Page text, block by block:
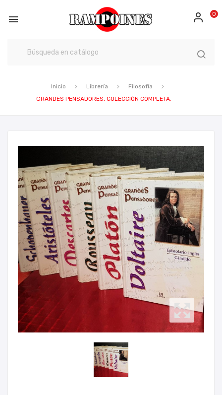
 0
Inicio Librería
Filosofía
GRANDES PENSADORES, COLECCIÓN COMPLETA.